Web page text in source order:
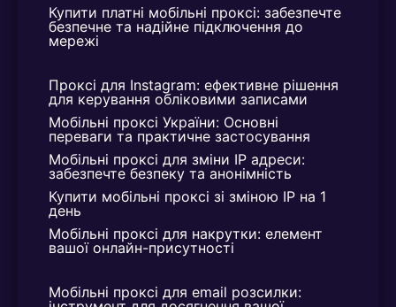
Купити платні мобільні проксі: забезпечте
безпечне та надійне підключення до
мережі
Проксі для Instagram: ефективне рішення
для керування обліковими записами
Мобільні проксі України: Основні
переваги та практичне застосування
Мобільні проксі для зміни IP адреси:
забезпечте безпеку та анонімність
Купити мобільні проксі зі зміною IP на 1
день
Мобільні проксі для накрутки: елемент
вашої онлайн-присутності
Мобільні проксі для email розсилки: